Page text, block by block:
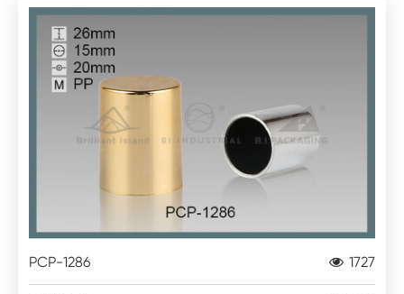
PCP-1286 1727